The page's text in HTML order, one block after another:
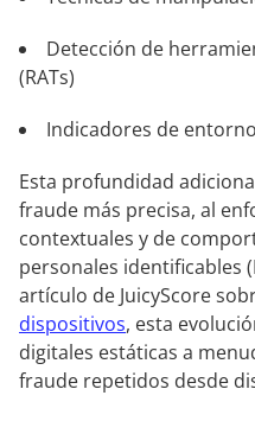
Detección de
(RATs)
Indicadores de
Esta profundidad
fraude más precisa, al
contextuales y de
personales identificables
artículo de JuicyScore
dispositivos, esta
digitales estáticas a
fraude repetidos desde